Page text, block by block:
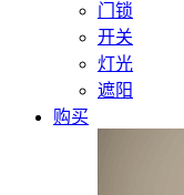
门锁
开关
灯光
遮阳
购买